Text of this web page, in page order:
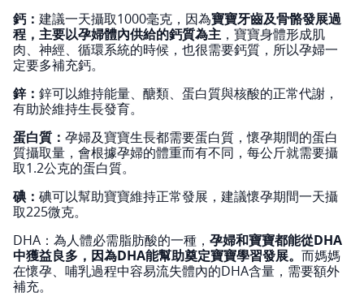
鈣： 建議一天攝取1000毫克，因為寶寶牙齒及骨骼發展過
程，主要以孕婦體內供給的鈣質為主 ，寶寶身體形成肌
肉、神經、循環系統的時候，也很需要鈣質，所以孕婦一
定要多補充鈣。
鋅： 鋅可以維持能量、醣類、蛋白質與核酸的正常代謝，
有助於維持生長發育。
蛋白質： 孕婦及寶寶生長都需要蛋白質，懷孕期間的蛋白
質攝取量，會根據孕婦的體重而有不同，每公斤就需要攝
取1.2公克的蛋白質。
碘： 碘可以幫助寶寶維持正常發展，建議懷孕期間一天攝
取225微克。
DHA：為人體必需脂肪酸的一種， 孕婦和寶寶都能從DHA
中獲益良多，因為DHA能幫助奠定寶寶學習發展。 而媽媽
在懷孕、哺乳過程中容易流失體內的DHA含量，需要額外
補充。